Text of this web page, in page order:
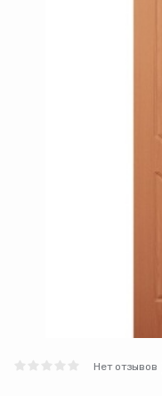
Нет отзывов